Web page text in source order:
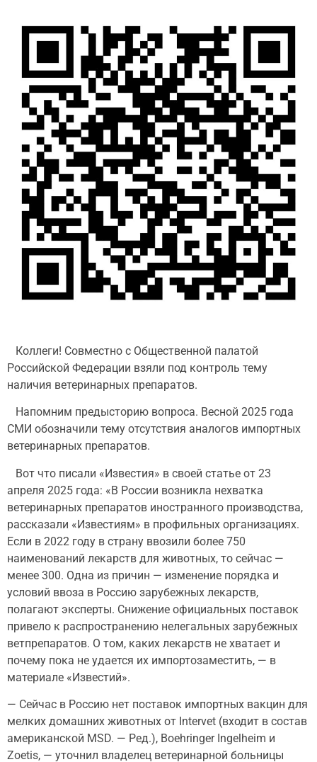
Коллеги! Совместно с Общественной палатой
Российской Федерации взяли под контроль тему
наличия ветеринарных препаратов.
Напомним предысторию вопроса. Весной 2025 года
СМИ обозначили тему отсутствия аналогов импортных
ветеринарных препаратов.
Вот что писали «Известия» в своей статье от 23
апреля 2025 года: «В России возникла нехватка
ветеринарных препаратов иностранного производства,
рассказали «Известиям» в профильных организациях.
Если в 2022 году в страну ввозили более 750
наименований лекарств для животных, то сейчас —
менее 300. Одна из причин — изменение порядка и
условий ввоза в Россию зарубежных лекарств,
полагают эксперты. Снижение официальных поставок
привело к распространению нелегальных зарубежных
ветпрепаратов. О том, каких лекарств не хватает и
почему пока не удается их импортозаместить, — в
материале «Известий».
— Сейчас в Россию нет поставок импортных вакцин для
мелких домашних животных от Intervet (входит в состав
американской MSD. — Ред.), Boehringer Ingelheim и
Zoetis, — уточнил владелец ветеринарной больницы